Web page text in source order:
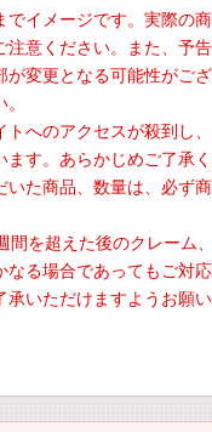
イメージです。実際の
注意ください。また、予
が変更となる可能性がご
へのアクセスが殺到し、
ます。あらかじめご了承く
た商品、数量は、必ず
間を超えた後のクレーム
なる場合であってもご対
いただけますようお願い